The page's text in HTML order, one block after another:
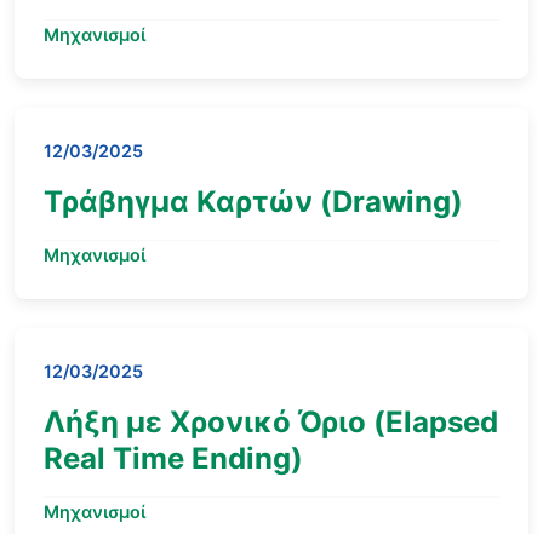
Μηχανισμοί
12/03/2025
Τράβηγμα Καρτών (Drawing)
Μηχανισμοί
12/03/2025
Λήξη με Χρονικό Όριο (Elapsed
Real Time Ending)
Μηχανισμοί